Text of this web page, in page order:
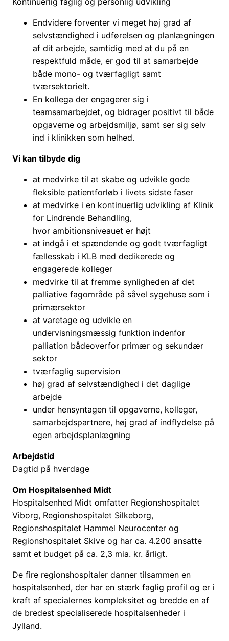
Endvidere forventer vi meget høj grad af
selvstændighed i udførelsen og planlægningen
af dit arbejde, samtidig med at du på en
respektfuld måde, er god til at samarbejde
både mono- og tværfagligt samt
tværsektorielt.
En kollega der engagerer sig i
teamsamarbejdet, og bidrager positivt til både
opgaverne og arbejdsmiljø, samt ser sig selv
ind i klinikken som helhed.
Vi kan tilbyde dig
at medvirke til at skabe og udvikle gode
fleksible patientforløb i livets sidste faser
at medvirke i en kontinuerlig udvikling af Klinik
for Lindrende Behandling,
hvor ambitionsniveauet er højt
at indgå i et spændende og godt tværfagligt
fællesskab i KLB med dedikerede og
engagerede kolleger
medvirke til at fremme synligheden af det
palliative fagområde på såvel sygehuse som i
primærsektor
at varetage og udvikle en
undervisningsmæssig funktion indenfor
palliation bådeoverfor primær og sekundær
sektor
tværfaglig supervision
høj grad af selvstændighed i det daglige
arbejde
under hensyntagen til opgaverne, kolleger,
samarbejdspartnere, høj grad af indflydelse på
egen arbejdsplanlægning
Arbejdstid
Dagtid på hverdage
Om Hospitalsenhed Midt
Hospitalsenhed Midt omfatter Regionshospitalet
Viborg, Regionshospitalet Silkeborg,
Regionshospitalet Hammel Neurocenter og
Regionshospitalet Skive og har ca. 4.200 ansatte
samt et budget på ca. 2,3 mia. kr. årligt.
De fire regionshospitaler danner tilsammen en
hospitalsenhed, der har en stærk faglig profil og er i
kraft af specialernes kompleksitet og bredde en af
de bredest specialiserede hospitalsenheder i
Jylland.